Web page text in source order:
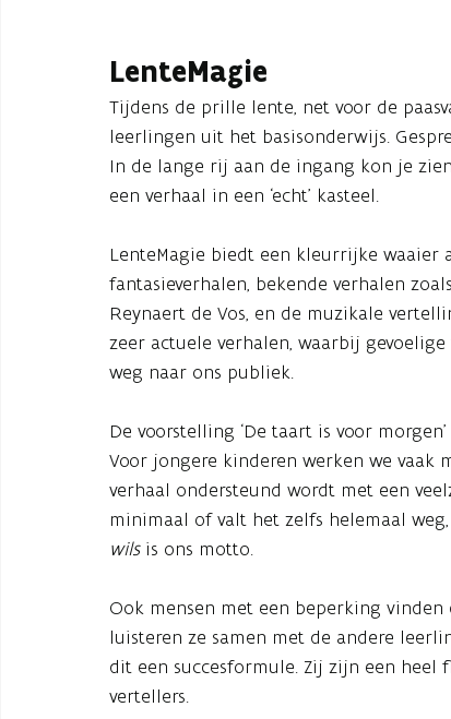
LenteMagie
Tijdens de prille lente, net voor de
leerlingen uit het basisonderwijs.
In de lange rij aan de ingang kon je
een verhaal in een ‘echt’ kasteel.
LenteMagie biedt een kleurrijke waaier
fantasieverhalen, bekende verhalen
Reynaert de Vos, en de muzikale
zeer actuele verhalen, waarbij
weg naar ons publiek.
De voorstelling ‘De taart is voor
Voor jongere kinderen werken we
verhaal ondersteund wordt met een
minimaal of valt het zelfs helemaal
wilsis ons motto.
Ook mensen met een beperking vinden
luisteren ze samen met de andere
dit een succesformule. Zij zijn een heel
vertellers.